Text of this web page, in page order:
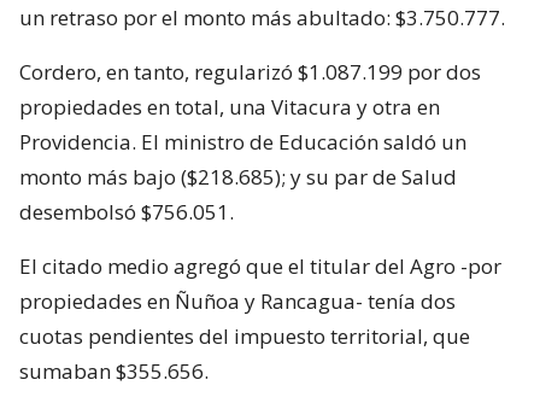
un retraso por el monto más abultado: $3.750.777.
Cordero, en tanto, regularizó $1.087.199 por dos
propiedades en total, una Vitacura y otra en
Providencia. El ministro de Educación saldó un
monto más bajo ($218.685); y su par de Salud
desembolsó $756.051.
El citado medio agregó que el titular del Agro -por
propiedades en Ñuñoa y Rancagua- tenía dos
cuotas pendientes del impuesto territorial, que
sumaban $355.656.